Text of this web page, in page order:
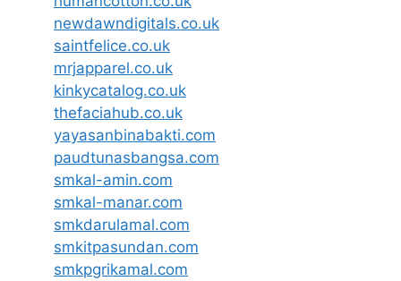
newdawndigitals.co.uk
saintfelice.co.uk
mrjapparel.co.uk
kinkycatalog.co.uk
thefaciahub.co.uk
yayasanbinabakti.com
paudtunasbangsa.com
smkal-amin.com
smkal-manar.com
smkdarulamal.com
smkitpasundan.com
smkpgrikamal.com